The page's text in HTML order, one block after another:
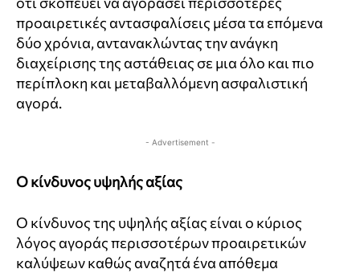
προαιρετικές αντασφαλίσεις μέσα τα επόμενα
δύο χρόνια, αντανακλώντας την ανάγκη
διαχείρισης της αστάθειας σε μια όλο και πιο
περίπλοκη και μεταβαλλόμενη ασφαλιστική
αγορά.
- Advertisement -
Ο κίνδυνος υψηλής αξίας
Ο κίνδυνος της υψηλής αξίας είναι ο κύριος
λόγος αγοράς περισσοτέρων προαιρετικών
καλύψεων καθώς αναζητά ένα απόθεμα